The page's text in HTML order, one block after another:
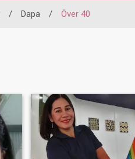
/ Dapa / Över 40